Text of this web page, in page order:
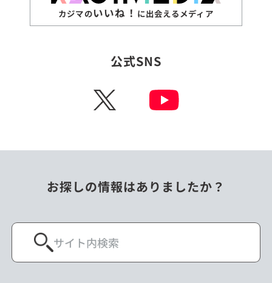
カジマのいいね！ に出会えるメディア
公式SNS
X
お探しの情報はありましたか？